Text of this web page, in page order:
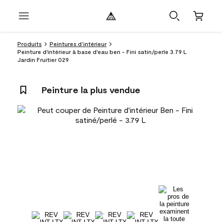
Produits
Peintures d’intérieur
Peinture d'intérieur à base d'eau ben - Fini satin/perle 3.79 L
Jardin Fruitier 029
Peinture la plus vendue